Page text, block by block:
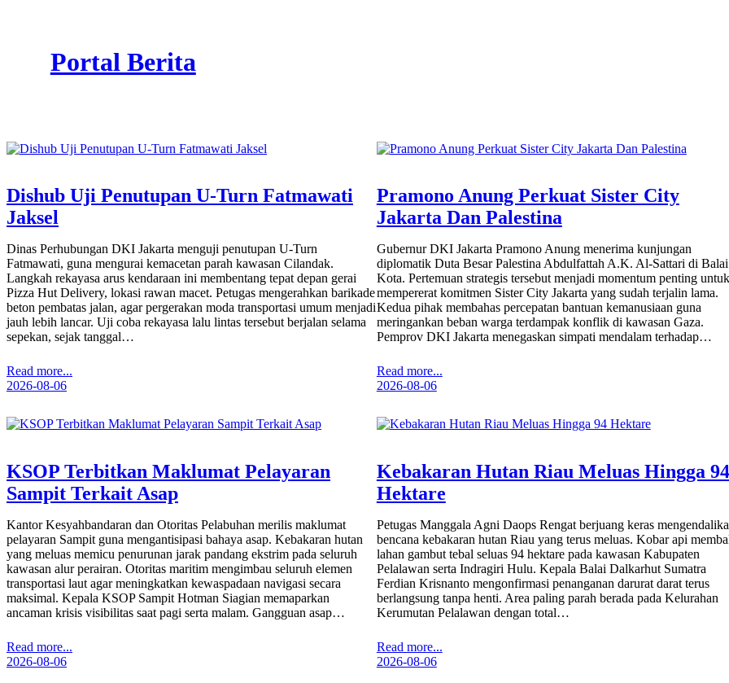
Portal Berita
Dishub Uji Penutupan U-Turn Fatmawati
Jaksel
Dinas Perhubungan DKI Jakarta menguji penutupan U-Turn
Fatmawati, guna mengurai kemacetan parah kawasan Cilandak.
Langkah rekayasa arus kendaraan ini membentang tepat depan gerai
Pizza Hut Delivery, lokasi rawan macet. Petugas mengerahkan barikade
beton pembatas jalan, agar pergerakan moda transportasi umum menjadi
jauh lebih lancar. Uji coba rekayasa lalu lintas tersebut berjalan selama
sepekan, sejak tanggal…
Read more...
2026-08-06
Pramono Anung Perkuat Sister City
Jakarta Dan Palestina
Gubernur DKI Jakarta Pramono Anung menerima kunjungan
diplomatik Duta Besar Palestina Abdulfattah A.K. Al-Sattari di Balai
Kota. Pertemuan strategis tersebut menjadi momentum penting untuk
mempererat komitmen Sister City Jakarta yang sudah terjalin lama.
Kedua pihak membahas percepatan bantuan kemanusiaan guna
meringankan beban warga terdampak konflik di kawasan Gaza.
Pemprov DKI Jakarta menegaskan simpati mendalam terhadap…
Read more...
2026-08-06
KSOP Terbitkan Maklumat Pelayaran
Sampit Terkait Asap
Kantor Kesyahbandaran dan Otoritas Pelabuhan merilis maklumat
pelayaran Sampit guna mengantisipasi bahaya asap. Kebakaran hutan
yang meluas memicu penurunan jarak pandang ekstrim pada seluruh
kawasan alur perairan. Otoritas maritim mengimbau seluruh elemen
transportasi laut agar meningkatkan kewaspadaan navigasi secara
maksimal. Kepala KSOP Sampit Hotman Siagian memaparkan
ancaman krisis visibilitas saat pagi serta malam. Gangguan asap…
Read more...
2026-08-06
Kebakaran Hutan Riau Meluas Hingga 94
Hektare
Petugas Manggala Agni Daops Rengat berjuang keras
bencana kebakaran hutan Riau yang terus meluas. Kobar api
lahan gambut tebal seluas 94 hektare pada kawasan Kabupaten
Pelalawan serta Indragiri Hulu. Kepala Balai Dalkarhut Sumatra
Ferdian Krisnanto mengonfirmasi penanganan darurat darat terus
berlangsung tanpa henti. Area paling parah berada pada Kelurahan
Kerumutan Pelalawan dengan total…
Read more...
2026-08-06